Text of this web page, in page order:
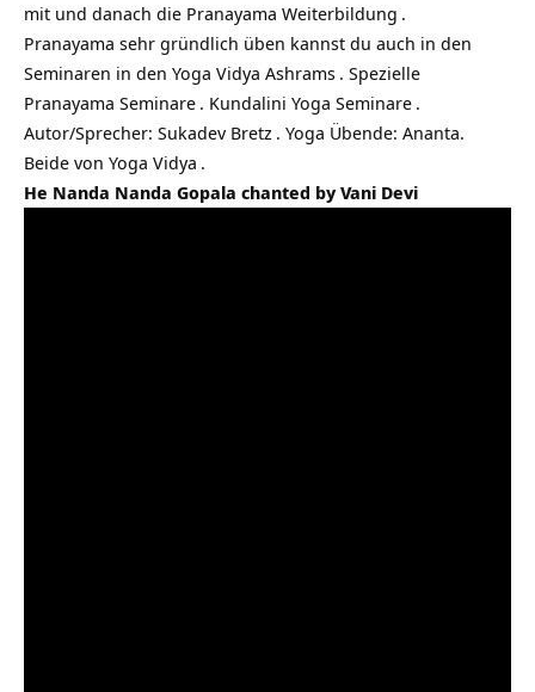
mit und danach die Pranayama Weiterbildung .
Pranayama sehr gründlich üben kannst du auch in den
Seminaren in den Yoga Vidya Ashrams . Spezielle
Pranayama Seminare . Kundalini Yoga Seminare .
Autor/Sprecher: Sukadev Bretz . Yoga Übende: Ananta.
Beide von Yoga Vidya .
He Nanda Nanda Gopala chanted by Vani Devi